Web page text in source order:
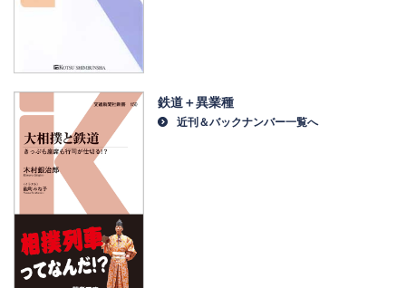
鉄道＋異業種
近刊＆バックナンバー一覧へ